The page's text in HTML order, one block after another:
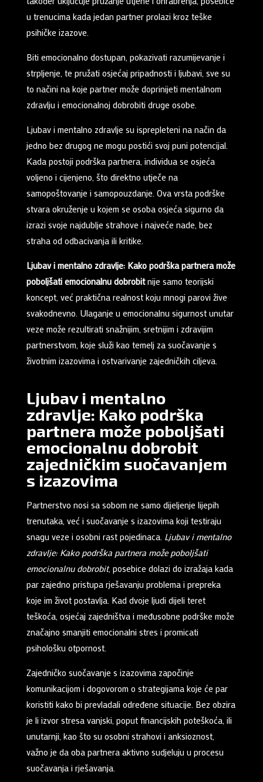
u trenucima kada jedan partner prolazi kroz teške
psihičke izazove.
Biti emocionalno dostupan, pokazivati razumijevanje i
strpljenje, te pružati osjećaj pripadnosti i ljubavi, sve su
to načini na koje partner može doprinijeti mentalnom
zdravlju i emocionalnoj dobrobiti druge osobe.
Ljubav i mentalno zdravlje su isprepleteni na način da
jedno bez drugog ne mogu postići svoj puni potencijal.
Kada postoji podrška partnera, individua se osjeća
voljeno i cijenjeno, što direktno utječe na
samopoštovanje i samopouzdanje. Ova vrsta podrške
stvara okruženje u kojem se osoba osjeća sigurno da
izrazi svoje najdublje strahove i najveće nade, bez
straha od odbacivanja ili kritike.
Ljubav i mentalno zdravlje: Kako podrška partnera može
poboljšati emocionalnu dobrobitnije samo teorijski
koncept, već praktična realnost koju mnogi parovi žive
svakodnevno. Ulaganje u emocionalnu sigurnost unutar
veze može rezultirati snažnijim, sretnijim i zdravijim
partnerstvom, koje služi kao temelj za suočavanje s
životnim izazovima i ostvarivanje zajedničkih ciljeva.
Ljubav i mentalno
zdravlje: Kako podrška
partnera može poboljšati
emocionalnu dobrobit
zajedničkim suočavanjem
s izazovima
Partnerstvo nosi sa sobom ne samo dijeljenje lijepih
trenutaka, već i suočavanje s izazovima koji testiraju
snagu veze i osobni rast pojedinaca. Ljubav i mentalno
zdravlje: Kako podrška partnera može poboljšati
emocionalnu dobrobit, posebice dolazi do izražaja kada
par zajedno pristupa rješavanju problema i prepreka
koje im život postavlja. Kad dvoje ljudi dijeli teret
teškoća, osjećaj zajedništva i međusobne podrške može
značajno smanjiti emocionalni stres i promicati
psihološku otpornost.
Zajedničko suočavanje s izazovima započinje
komunikacijom i dogovorom o strategijama koje će par
koristiti kako bi prevladali određene situacije. Bez obzira
je li izvor stresa vanjski, poput financijskih poteškoća, ili
unutarnji, kao što su osobni strahovi i anksioznost,
važno je da oba partnera aktivno sudjeluju u procesu
suočavanja i rješavanja.